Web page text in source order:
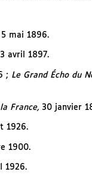
mai 1896.
avril 1897.
; Le Grand Écho du
France, 30 janvier
1926.
1900.
1926.